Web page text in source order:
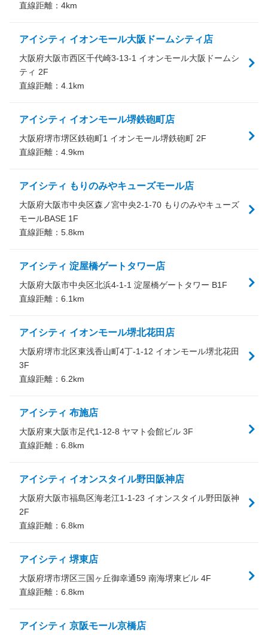
直線距離： 4km
アイシティ イオンモール大阪ドームシティ店
大阪府大阪市西区千代崎3-13-1 イオンモール大阪ドームシ
ティ 2F
直線距離： 4.1 km
アイシティ イオンモール堺鉄砲町店
大阪府堺市堺区鉄砲町1 イオンモール堺鉄砲町 2F
直線距離： 4.9km
アイシティ もりのみやキューズモール店
大阪府大阪市中央区森ノ宮中央2-1-70 もりのみやキューズ
モールBASE 1F
直線距離： 5.8km
アイシティ 淀屋橋ゲートタワー店
大阪府大阪市中央区北浜4-1-1 淀屋橋ゲートタワー B1F
直線距離： 6.1 km
アイシティ イオンモール堺北花田店
大阪府堺市北区東浅香山町4丁-1-12 イオンモール堺北花田
3F
直線距離： 6.2km
アイシティ 布施店
大阪府東大阪市足代1-12-8 ヤマト会館ビル 3F
直線距離： 6.8km
アイシティ イオンスタイル野田阪神店
大阪府大阪市福島区海老江1-1-23 イオンスタイル野田阪神
2F
直線距離： 6.8km
アイシティ 堺東店
大阪府堺市堺区三国ヶ丘御幸通59 南海堺東ビル 4F
直線距離： 6.8km
アイシティ 京阪モール京橋店